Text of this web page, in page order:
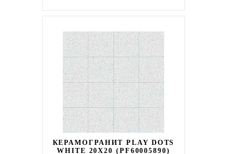
КЕРАМОГРАНИТ PLAY DOTS
WHITE 20Х20 (PF60005890)